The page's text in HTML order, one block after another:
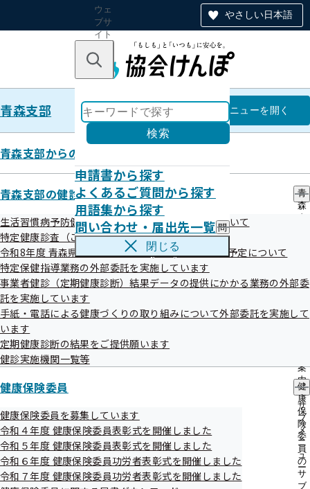
やさしい日本語
ウェ
ブサ
イト
のナ
ン
キーワードで探す
検索
申請書から探す
よくあるご質問から探す
用語集から探す
問い合わせ・届出先一覧 問
い
せ
・
出
の
閉じる
青森支部 青森支部
メニューを開く
青森支部からのお知らせ
青森支部の健診・保健指導のご案内
青
森
・
指
案
内
の
サ
ブ
メ
ニ
ュ
ー
生活習慣病予防健診（ご本人様対象）のご案内について
特定健康診査（ご家族様対象）のご案内について
令和8年度 青森県内の市町村 住民(集団)健診の実施予定について
特定保健指導業務の外部委託を実施しています
事業者健診（定期健康診断）結果データの提供にかかる業務の外部委
託を実施しています
手紙・電話による健康づくりの取り組みについて外部委託を実施して
います
定期健康診断の結果をご提供願います
健診実施機関一覧等
健康保険委員
健
康
保
険
委
員
の
サ
ブ
健康保険委員を募集しています
令和４年度 健康保険委員表彰式を開催しました
令和５年度 健康保険委員表彰式を開催しました
令和６年度 健康保険委員功労者表彰式を開催しました
令和７年度 健康保険委員功労者表彰式を開催しました
令和4年度 第4回 青森支部評議会
開催案内
令和4年度 第4回 青森支部評議会を開催い
たします
標記について、次のとおり開催することとなりましたのでお
知らせいたします。
日時
令和4年12月16日（金）13：30～15：30